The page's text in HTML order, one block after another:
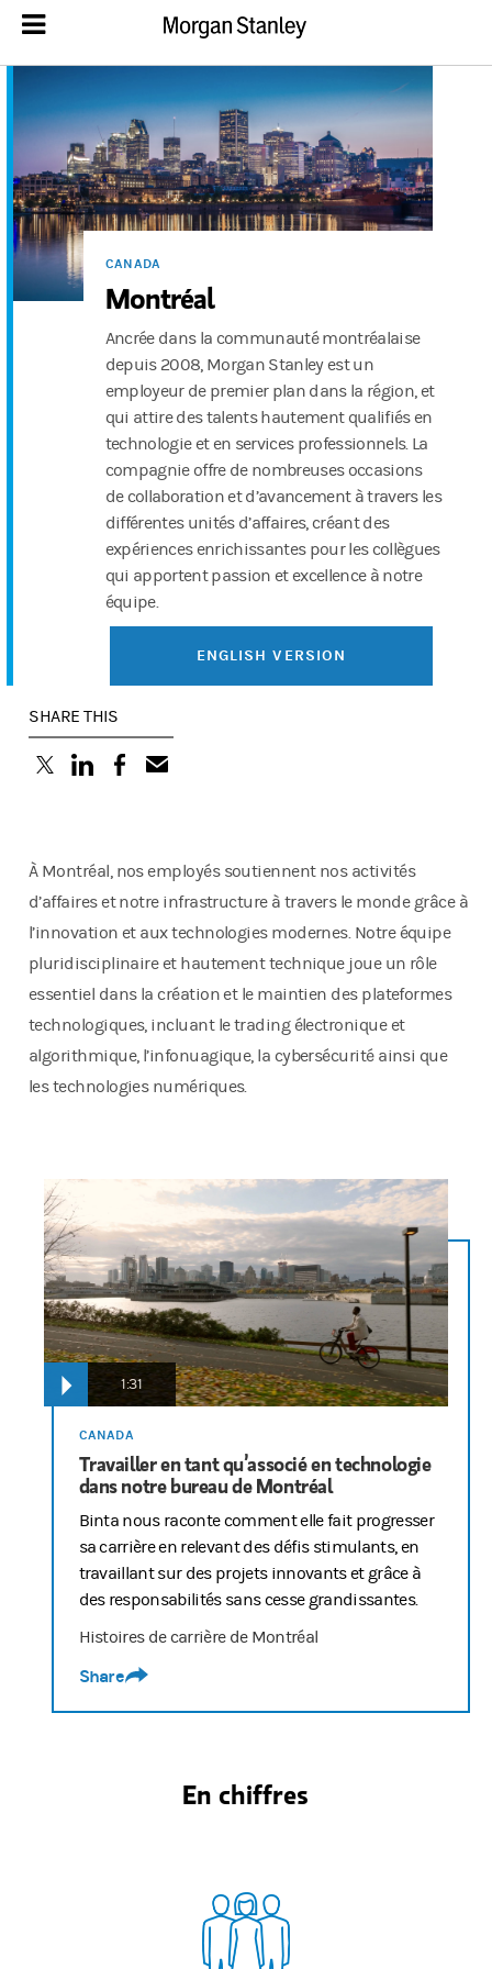
CANADA
Montréal
Ancrée dans la communauté montréalaise
depuis 2008, Morgan Stanley est un
employeur de premier plan dans la région, et
qui attire des talents hautement qualifiés en
technologie et en services professionnels. La
compagnie offre de nombreuses occasions
de collaboration et d’avancement à travers les
différentes unités d’affaires, créant des
expériences enrichissantes pour les collègues
qui apportent passion et excellence à notre
équipe.
ENGLISH VERSION
SHARE THIS
(opens in a new tab)
(opens in a new tab)
(opens in a new tab)
À Montréal, nos employés soutiennent nos activités
d’affaires et notre infrastructure à travers le monde grâce à
l’innovation et aux technologies modernes. Notre équipe
pluridisciplinaire et hautement technique joue un rôle
essentiel dans la création et le maintien des plateformes
technologiques, incluant le trading électronique et
algorithmique, l’infonuagique, la cybersécurité ainsi que
les technologies numériques.
1:31
CANADA
Travailler en tant qu’associé en technologie
dans notre bureau de Montréal
Binta nous raconte comment elle fait progresser
sa carrière en relevant des défis stimulants, en
travaillant sur des projets innovants et grâce à
des responsabilités sans cesse grandissantes.
Histoires de carrière de Montréal
Share
En chiffres